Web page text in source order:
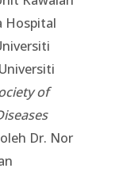
Hospital
of
Dr. Nor